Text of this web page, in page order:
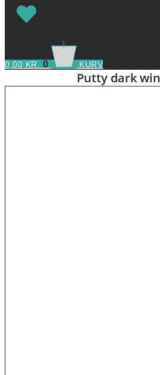
0,00 KR. 0 KURV
Putty dark